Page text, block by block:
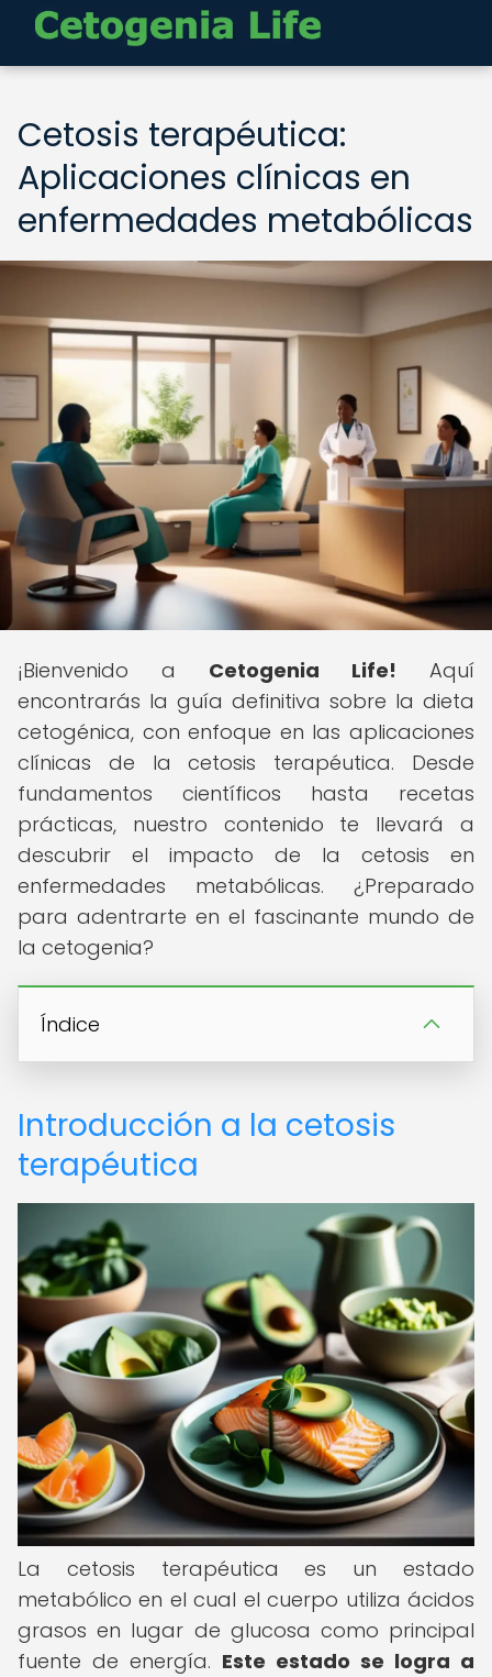
Cetosis terapéutica:
Aplicaciones clínicas en
enfermedades metabólicas
¡Bienvenido a Cetogenia Life! Aquí
encontrarás la guía definitiva sobre la dieta
cetogénica, con enfoque en las aplicaciones
clínicas de la cetosis terapéutica. Desde
fundamentos científicos hasta recetas
prácticas, nuestro contenido te llevará a
descubrir el impacto de la cetosis en
enfermedades metabólicas. ¿Preparado
para adentrarte en el fascinante mundo de
la cetogenia?
Índice
Introducción a la cetosis
terapéutica
La cetosis terapéutica es un estado
metabólico en el cual el cuerpo utiliza ácidos
grasos en lugar de glucosa como principal
fuente de energía. Este estado se logra a